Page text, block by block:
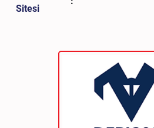
Sitesi